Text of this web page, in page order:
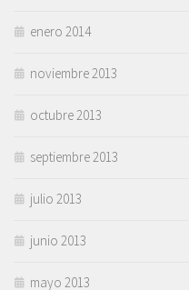
enero 2014
noviembre 2013
octubre 2013
septiembre 2013
julio 2013
junio 2013
mayo 2013